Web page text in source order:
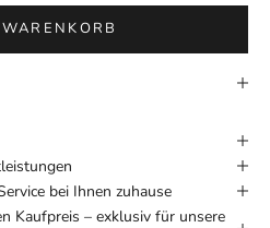
bei Ihnen zuhause
Kaufpreis – exklusiv für unsere